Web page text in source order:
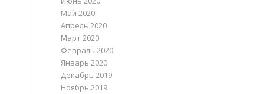
Май 2020
Апрель 2020
Март 2020
Февраль 2020
Январь 2020
Декабрь 2019
Ноябрь 2019